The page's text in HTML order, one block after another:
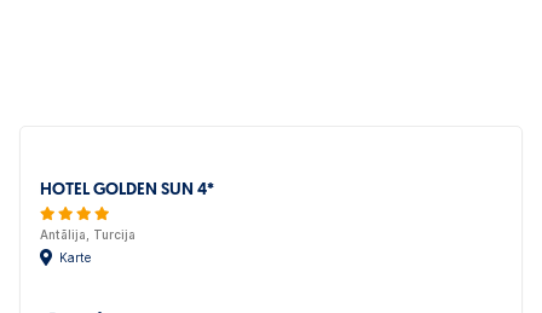
HOTEL GOLDEN SUN 4*
Antālija, Turcija
Karte